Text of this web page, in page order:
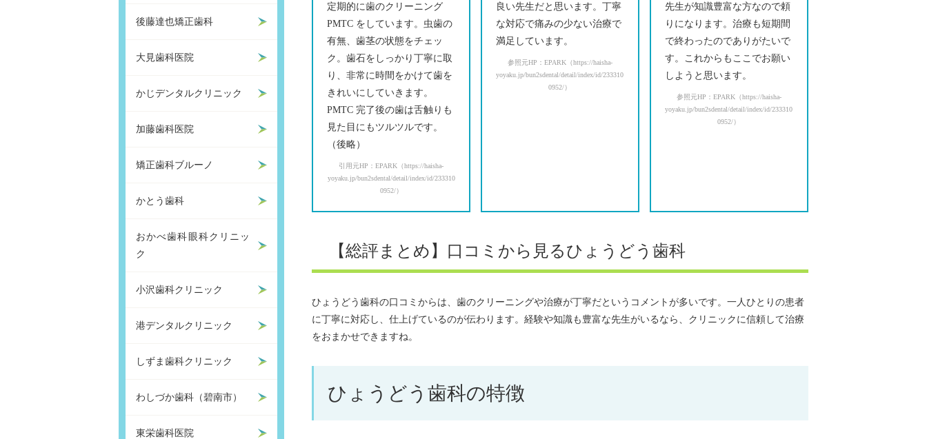
定期的に歯のクリーニング
PMTC をしています。虫歯の
有無、歯茎の状態をチェッ
ク。歯石をしっかり丁寧に取
り、非常に時間をかけて歯を
きれいにしていきます。
PMTC 完了後の歯は舌触りも
見た目にもツルツルです。
（後略）
引用元HP：EPARK（https://haisha-
yoyaku.jp/bun2sdental/detail/index/id/233310
0952/）
良い先生だと思います。丁寧
な対応で痛みの少ない治療で
満足しています。
参照元HP：EPARK（https://haisha-
yoyaku.jp/bun2sdental/detail/index/id/233310
0952/）
先生が知識豊富な方なので頼
りになります。治療も短期間
で終わったのでありがたいで
す。これからもここでお願い
しようと思います。
参照元HP：EPARK（https://haisha-
yoyaku.jp/bun2sdental/detail/index/id/233310
0952/）
【総評まとめ】口コミから見るひょうどう歯科
ひょうどう歯科の口コミからは、歯のクリーニングや治療が丁寧だというコメントが多いです。一人ひとりの患者
に丁寧に対応し、仕上げているのが伝わります。経験や知識も豊富な先生がいるなら、クリニックに信頼して治療
をおまかせできますね。
ひょうどう歯科の特徴
後藤達也矯正歯科
大見歯科医院
かじデンタルクリニック
加藤歯科医院
矯正歯科ブルーノ
かとう歯科
おかべ歯科眼科クリニッ
ク
小沢歯科クリニック
港デンタルクリニック
しずま歯科クリニック
わしづか歯科（碧南市）
東栄歯科医院